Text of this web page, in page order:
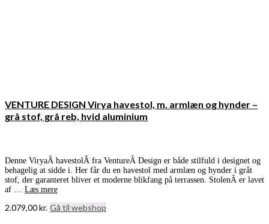
VENTURE DESIGN Virya havestol, m. armlæn og hynder –
grå stof, grå reb, hvid aluminium
Denne ViryaÂ havestolÂ fra VentureÂ Design er både stilfuld i designet og
behagelig at sidde i. Her får du en havestol med armlæn og hynder i gråt
stof, der garanteret bliver et moderne blikfang på terrassen. StolenÂ er lavet
af … Læs mere
2.079,00kr. Gå til webshop